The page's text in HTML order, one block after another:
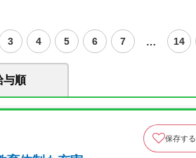
3 4 5 6 7 … 14
与順
保存する